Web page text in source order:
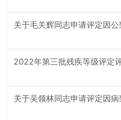
关于毛关辉同志申请评定因
2022年第三批残疾等级评定
关于吴领林同志申请评定因